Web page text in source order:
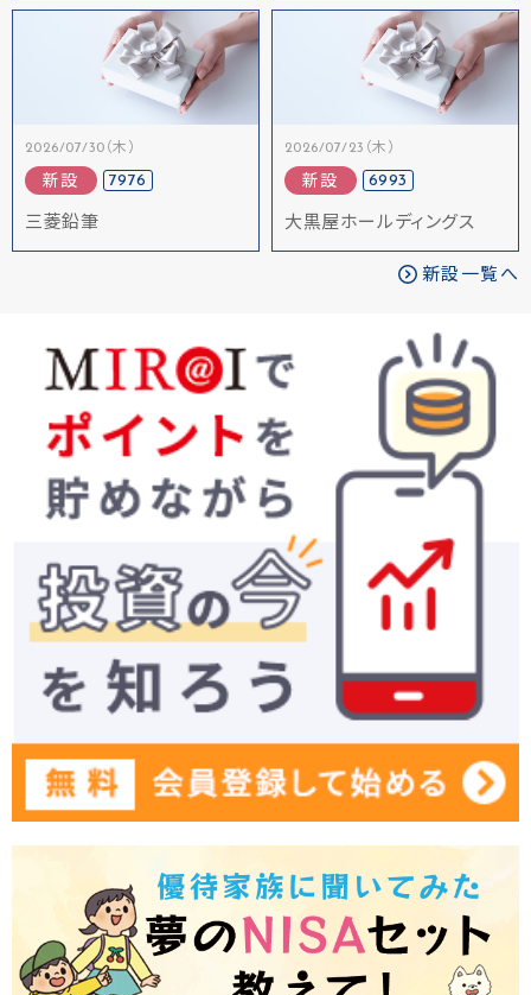
2026/07/30（木）
新設 7976
三菱鉛筆
2026/07/23（木）
新設 6993
大黒屋ホールディングス
新設一覧へ